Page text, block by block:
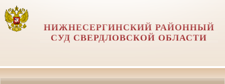
НИЖНЕСЕРГИНСКИЙ РАЙОННЫЙ
СУД СВЕРДЛОВСКОЙ ОБЛАСТИ